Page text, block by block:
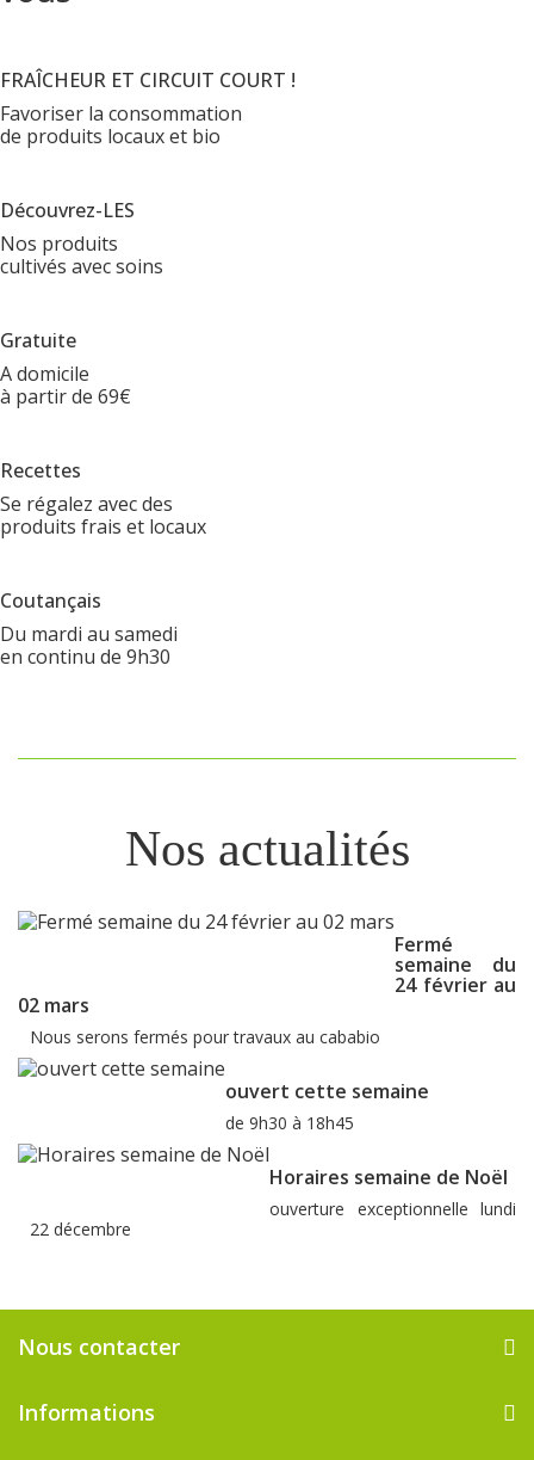
FRAÎCHEUR ET CIRCUIT COURT !
Favoriser la consommation
de produits locaux et bio
Découvrez-LES
Nos produits
cultivés avec soins
Gratuite
A domicile
à partir de 69€
Recettes
Se régalez avec des
produits frais et locaux
Coutançais
Du mardi au samedi
en continu de 9h30
Nos actualités
Fermé
semaine du
24 février au
02 mars
Nous serons fermés pour travaux au cababio
ouvert cette semaine
de 9h30 à 18h45
Horaires semaine de Noël
ouverture exceptionnelle lundi
22 décembre
Nous contacter
Informations